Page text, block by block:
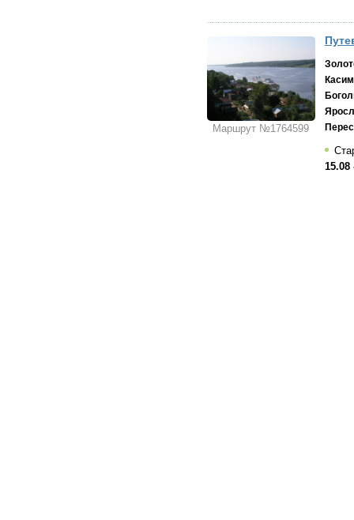
Маршрут №1764599
15.08